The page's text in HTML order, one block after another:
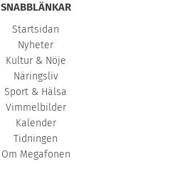
SNABBLÄNKAR
Startsidan
Nyheter
Kultur & Nöje
Näringsliv
Sport & Hälsa
Vimmelbilder
Kalender
Tidningen
Om Megafonen